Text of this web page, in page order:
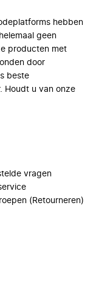
hebben
geen
producten met
door
beste
Houdt u van onze
vragen
(Retourneren)